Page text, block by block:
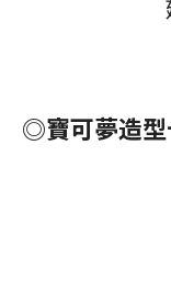
◎寶可夢造